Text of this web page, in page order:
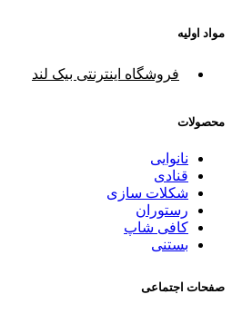
مواد اولیه
فروشگاه اینترنتی بیک لند
محصولات
نانوایی
قنادی
شکلات سازی
رستوران
کافی شاپ
بستنی
صفحات اجتماعی